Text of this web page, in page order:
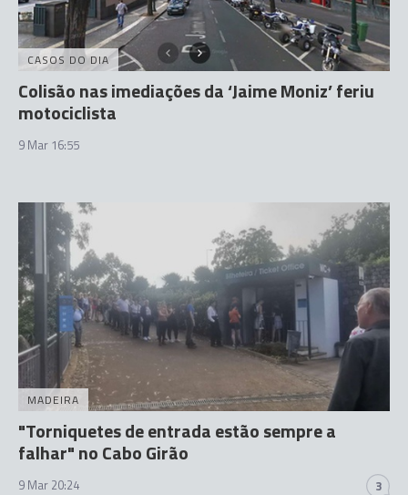
CASOS DO DIA
Colisão nas imediações da ‘Jaime Moniz’ feriu
motociclista
9 Mar 16:55
MADEIRA
"Torniquetes de entrada estão sempre a
falhar" no Cabo Girão
9 Mar 20:24 3